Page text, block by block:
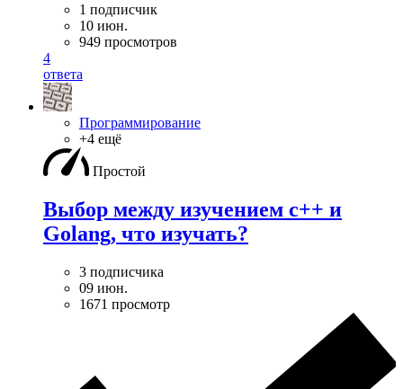
1 подписчик
10 июн.
949 просмотров
4
ответа
Программирование
+4 ещё
Простой
Выбор между изучением c++ и
Golang, что изучать?
3 подписчика
09 июн.
1671 просмотр